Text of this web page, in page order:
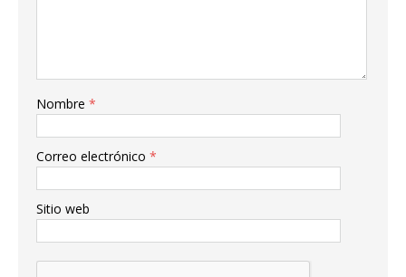
Nombre *
Correo electrónico *
Sitio web